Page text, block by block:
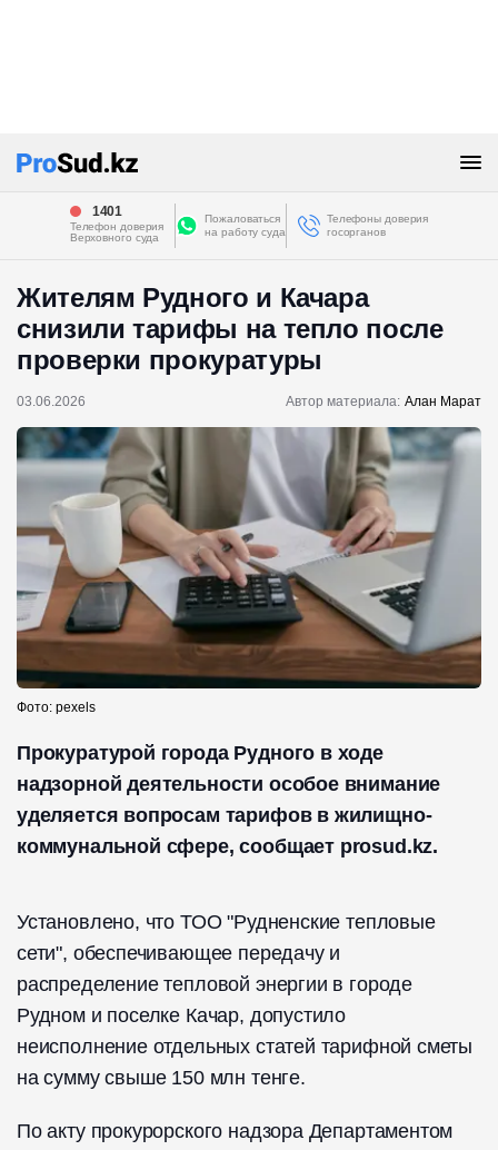
1401
Телефон доверия
Верховного суда
Пожаловаться
на работу суда
Телефоны доверия
госорганов
Жителям Рудного и Качара
снизили тарифы на тепло после
проверки прокуратуры
03.06.2026 Автор материала: Алан Марат
Фото: pexels
Прокуратурой города Рудного в ходе
надзорной деятельности особое внимание
уделяется вопросам тарифов в жилищно-
коммунальной сфере, сообщает prosud.kz.
Установлено, что ТОО "Рудненские тепловые
сети", обеспечивающее передачу и
распределение тепловой энергии в городе
Рудном и поселке Качар, допустило
неисполнение отдельных статей тарифной сметы
на сумму свыше 150 млн тенге.
По акту прокурорского надзора Департаментом